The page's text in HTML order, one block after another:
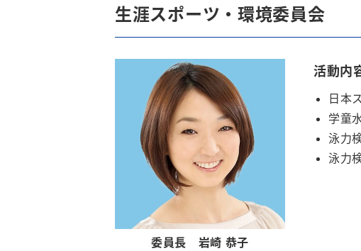
生涯スポーツ・環境委員会
委員⻑ 岩崎 恭子
活動内
日本
学童
泳力
泳力